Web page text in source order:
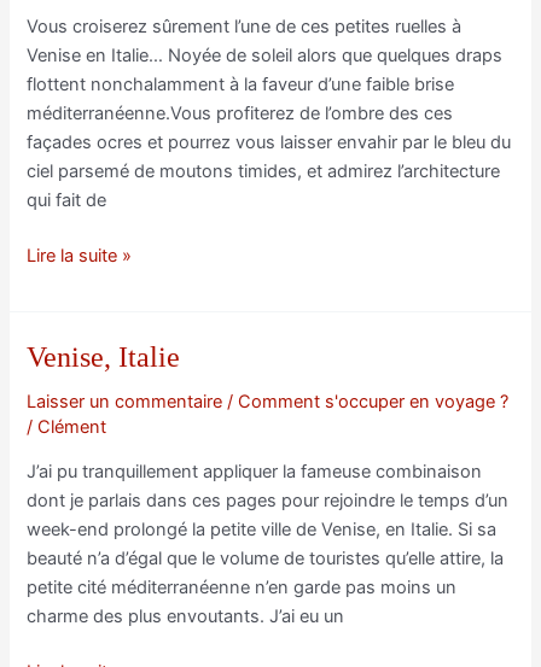
Vous croiserez sûrement l’une de ces petites ruelles à
Venise en Italie… Noyée de soleil alors que quelques draps
flottent nonchalamment à la faveur d’une faible brise
méditerranéenne.Vous profiterez de l’ombre des ces
façades ocres et pourrez vous laisser envahir par le bleu du
ciel parsemé de moutons timides, et admirez l’architecture
qui fait de
Venise,
Lire la suite »
Venise, Italie
Laisser un commentaire /Comment s'occuper en voyage ?
/Clément
J’ai pu tranquillement appliquer la fameuse combinaison
dont je parlais dans ces pages pour rejoindre le temps d’un
week-end prolongé la petite ville de Venise, en Italie. Si sa
beauté n’a d’égal que le volume de touristes qu’elle attire, la
petite cité méditerranéenne n’en garde pas moins un
charme des plus envoutants. J’ai eu un